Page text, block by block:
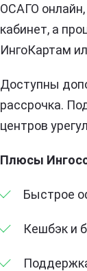
ОСАГО
кабинет, а
ИнгоКартам
Доступны
рассрочка.
центров
Плюсы
Быстрое
Кешбэк и